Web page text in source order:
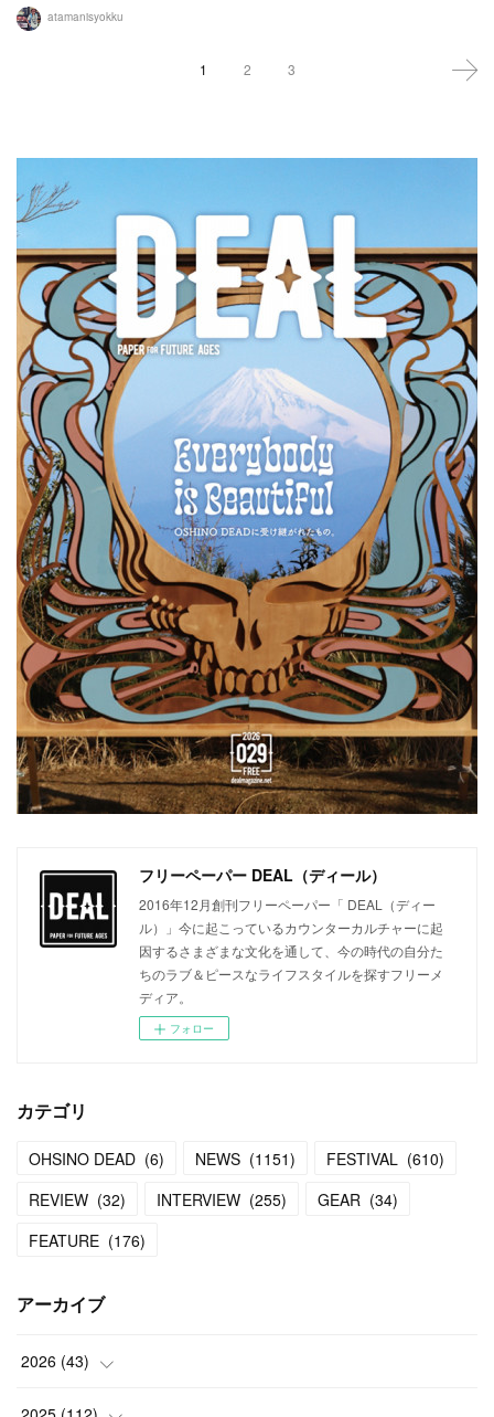
atamanisyokku
1 2 3
フリーペーパー DEAL（ディール）
2016年12月創刊フリーペーパー「 DEAL（ディー
ル）」今に起こっているカウンターカルチャーに起
因するさまざまな文化を通して、今の時代の自分た
ちのラブ＆ピースなライフスタイルを探すフリーメ
ディア。
フォロー
カテゴリ
OHSINO DEAD (6) NEWS (1151) FESTIVAL (610)
REVIEW (32) INTERVIEW (255) GEAR (34)
FEATURE (176)
アーカイブ
2026 (43)
( 2)